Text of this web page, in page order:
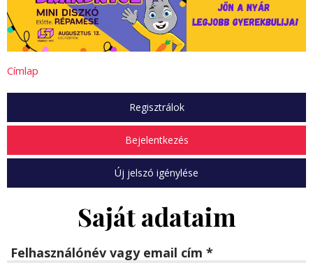
Címlap
Regisztrálok
Bejelentkezés
Új jelszó igénylése
Saját adataim
Felhasználónév vagy email cím *